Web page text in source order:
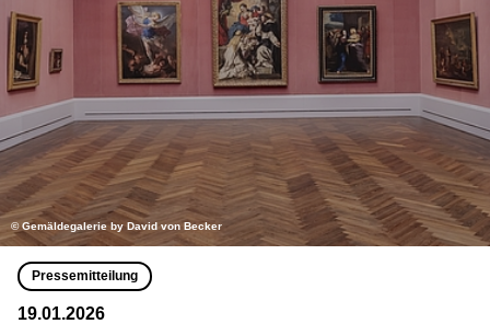
© Gemäldegalerie by David von Becker
Pressemitteilung
19.01.2026